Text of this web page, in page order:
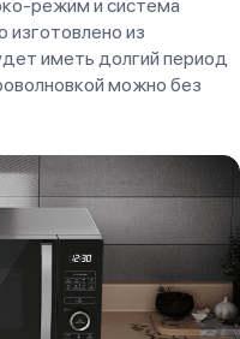
режим и система
изготовлено из
иметь долгий период
можно без